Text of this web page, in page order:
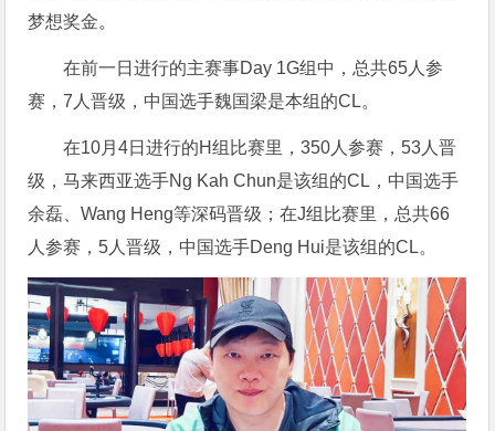
梦想奖金。
在前一日进行的主赛事Day 1G组中，总共65人参
赛，7人晋级，中国选手魏国梁是本组的CL。
在10月4日进行的H组比赛里，350人参赛，53人晋
级，马来西亚选手Ng Kah Chun是该组的CL，中国选手
余磊、Wang Heng等深码晋级；在J组比赛里，总共66
人参赛，5人晋级，中国选手Deng Hui是该组的CL。